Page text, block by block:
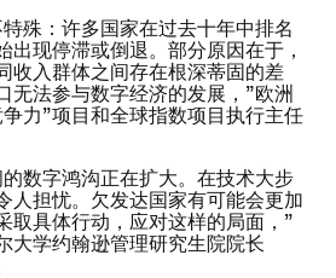
殊：许多国家在过去十年中排名
出现停滞或倒退。部分原因在于，
收入群体之间存在根深蒂固的差
无法参与数字经济的发展，”欧洲
力”项目和全球指数项目执行主任
数字鸿沟正在扩大。在技术大步
人担忧。欠发达国家有可能会更加
取具体行动，应对这样的局面，”
大学约翰逊管理研究生院院长